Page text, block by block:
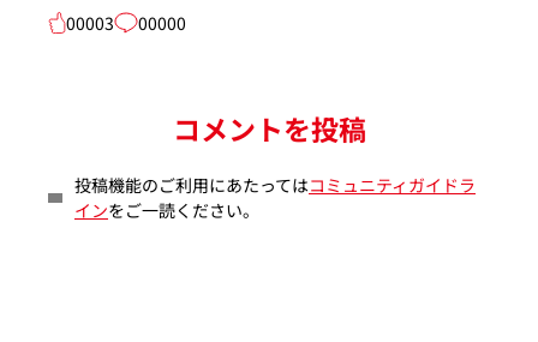
00003
00000
コメントを投稿
投稿機能のご利用にあたってはコミュニティガイドラ
インをご一読ください。